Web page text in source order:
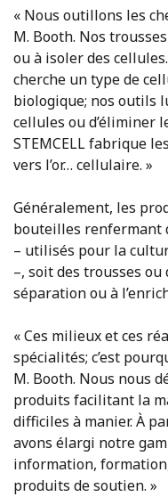
« Nous outillons les
M. Booth. Nos
ou à isoler des
cherche un type de
biologique; nos outils
cellules ou d’éliminer
STEMCELL fabrique
vers l’or… cellulaire. »
Généralement, les
bouteilles renfermant
– utilisés pour la
–, soit des trousses
séparation ou à
« Ces milieux et ces
spécialités; c’est
M. Booth. Nous nous
produits facilitant la
difficiles à manier. À
avons élargi notre
information,
produits de soutien. »